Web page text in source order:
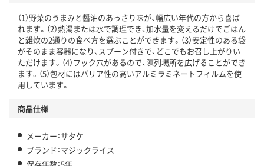
（1）野菜のうまみと醤油のあっさり味が、幅広い年代の方から喜ば
れます。（2）熱湯または水で調理でき、加水量を変えるだけでごはん
と雑炊の2通りの食べ方を選ぶことができます。（3）安定性のある袋
がそのまま容器になり、スプーン付きで、どこでもお召し上がりい
ただけます。（4）フック穴があるので、陳列場所を広げることができ
ます。（5）包材にはバリア性の高いアルミラミネートフィルムを使
用しています。
商品仕様
メーカー：サタケ
ブランド：マジックライス